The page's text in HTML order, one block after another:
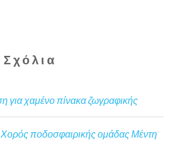
για χαμένο πίνακα ζωγραφικής
Χορός ποδοσφαιρικής ομάδας Μέντη